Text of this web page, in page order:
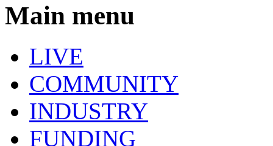
Main menu
LIVE
COMMUNITY
INDUSTRY
FUNDING